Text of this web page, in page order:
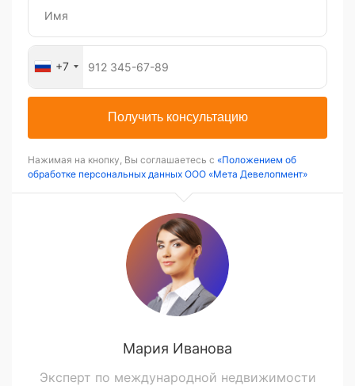
+7
Получить консультацию
Нажимая на кнопку, Вы соглашаетесь с «Положением об
обработке персональных данных ООО «Мета Девелопмент»
Мария Иванова
Эксперт по международной недвижимости